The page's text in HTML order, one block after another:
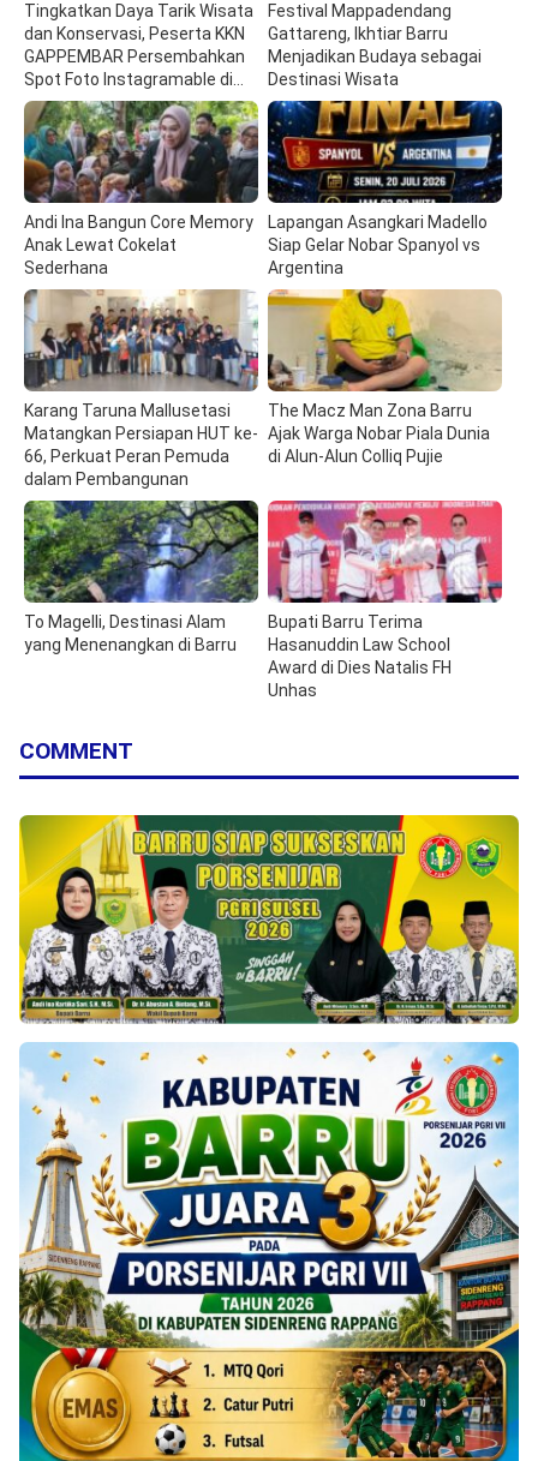
Tingkatkan Daya Tarik Wisata
dan Konservasi, Peserta KKN
GAPPEMBAR Persembahkan
Spot Foto Instagramable di
Pulau Pannikiang
Festival Mappadendang
Gattareng, Ikhtiar Barru
Menjadikan Budaya sebagai
Destinasi Wisata
Andi Ina Bangun Core Memory
Anak Lewat Cokelat
Sederhana
Lapangan Asangkari Madello
Siap Gelar Nobar Spanyol vs
Argentina
Karang Taruna Mallusetasi
Matangkan Persiapan HUT ke-
66, Perkuat Peran Pemuda
dalam Pembangunan
The Macz Man Zona Barru
Ajak Warga Nobar Piala Dunia
di Alun-Alun Colliq Pujie
To Magelli, Destinasi Alam
yang Menenangkan di Barru
Bupati Barru Terima
Hasanuddin Law School
Award di Dies Natalis FH
Unhas
COMMENT